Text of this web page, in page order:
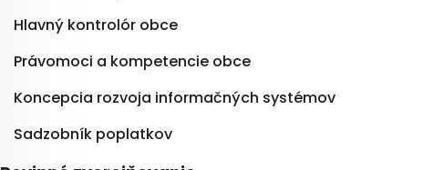
Hlavný kontrolór obce
Právomoci a kompetencie obce
Koncepcia rozvoja informačných systémov
Sadzobník poplatkov